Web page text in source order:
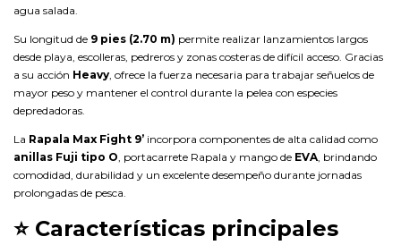
agua salada.
Su longitud de 9 pies (2.70 m) permite realizar lanzamientos largos
desde playa, escolleras, pedreros y zonas costeras de difícil acceso. Gracias
a su acción Heavy, ofrece la fuerza necesaria para trabajar señuelos de
mayor peso y mantener el control durante la pelea con especies
depredadoras.
La Rapala Max Fight 9’ incorpora componentes de alta calidad como
anillas Fuji tipo O, portacarrete Rapala y mango de EVA, brindando
comodidad, durabilidad y un excelente desempeño durante jornadas
prolongadas de pesca.
⭐ Características principales